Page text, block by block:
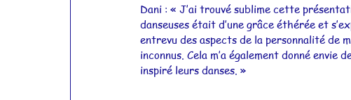
Dani : « J’ai trouvé sublime cette
danseuses était d’une grâce éthérée et
entrevu des aspects de la personnalité de
inconnus. Cela m’a également donné
inspiré leurs danses. »